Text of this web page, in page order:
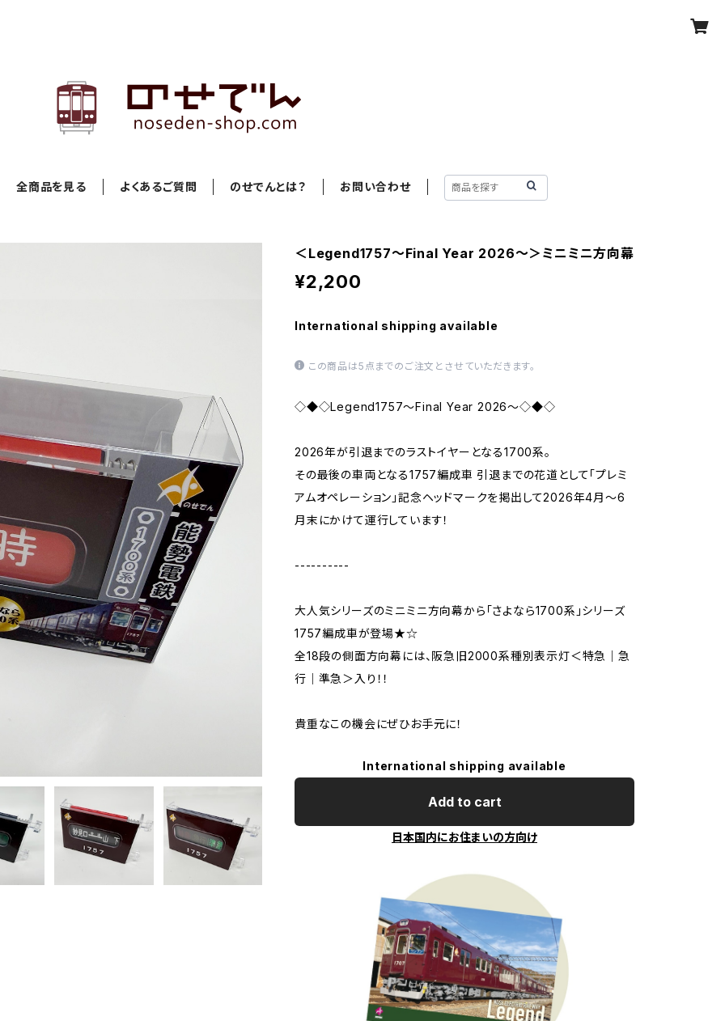
全商品を見る よくあるご質問 のせでんとは？ お問い合わせ
＜Legend1757～Final Year 2026～＞ミニミニ方向幕
¥2,200
International shipping available
この商品は5点までのご注文とさせていただきます。
◇◆◇Legend1757～Final Year 2026～◇◆◇
2026年が引退までのラストイヤーとなる1700系。
その最後の車両となる1757編成車 引退までの花道として「プレミ
アムオペレーション」記念ヘッドマークを掲出して2026年4月～6
月末にかけて運行しています！
----------
大人気シリーズのミニミニ方向幕から「さよなら1700系」シリーズ
1757編成車が登場★☆
全18段の側面方向幕には、阪急旧2000系種別表示灯＜特急｜急
行｜準急＞入り！！
貴重なこの機会にぜひお手元に！
International shipping available
Add to cart
日本国内にお住まいの方向け